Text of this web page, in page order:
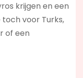
krijgen en een
toch voor Turks,
of een